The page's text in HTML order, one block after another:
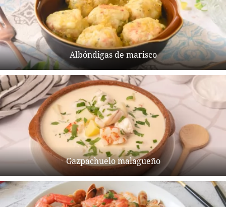
Albóndigas de marisco
Gazpachuelo malagueño